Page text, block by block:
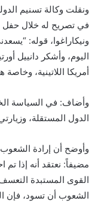
ونقلت وكالة تسنيم
في تصريح له خلال حفل
ونيكاراغوا، قوله:
اليوم، وأشكر دانييل
أمريكا اللاتينية، وخاصة
وأضاف: في السياسة
الدول المستقلة،
وأوضح أن إرادة الشعوب
مضيفاً: نعتقد أنه إذا تم
القوى المستبدة
الشعوب أن تسود، فإن